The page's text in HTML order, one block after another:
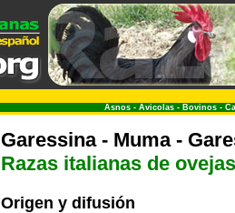
Asnos - Avicolas - Bovinos -
Garessina - Muma -
Razas italianas de ovejas
Origen y difusión